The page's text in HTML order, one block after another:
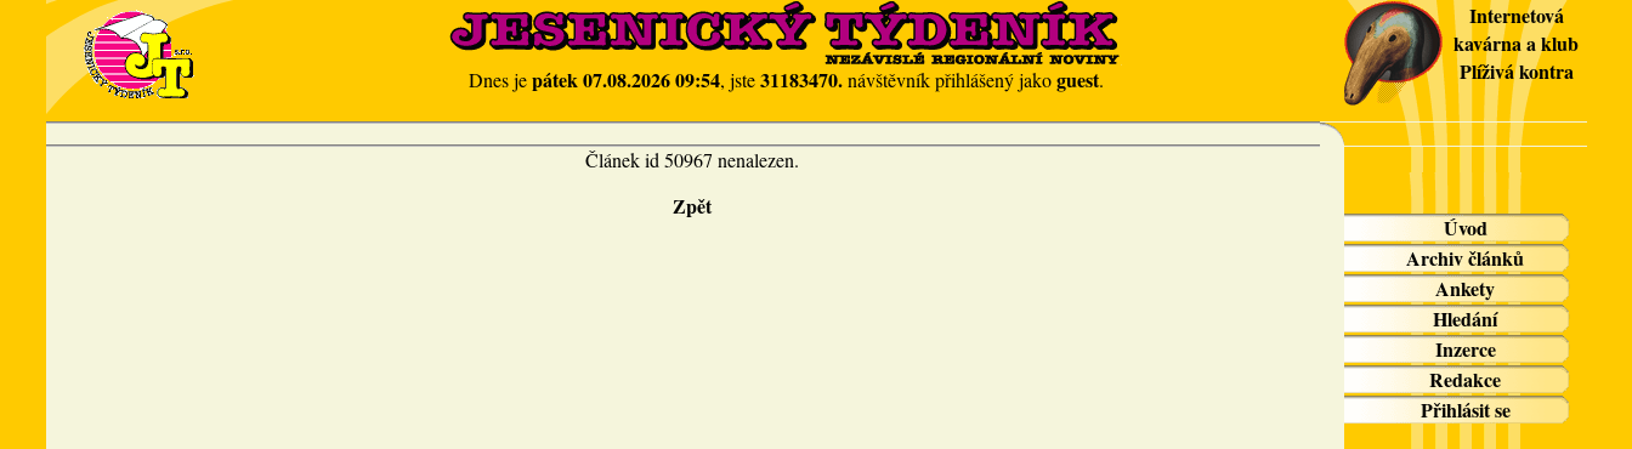
Dnes jepátek 07.08.2026 09:54, jste31183470.návštěvník přihlášený jakoguest.
Internetová
kavárna a klub
Plíživá kontra
Článek id 50967 nenalezen.
Zpět
Úvod
Archiv článků
Ankety
Hledání
Inzerce
Redakce
Přihlásit se